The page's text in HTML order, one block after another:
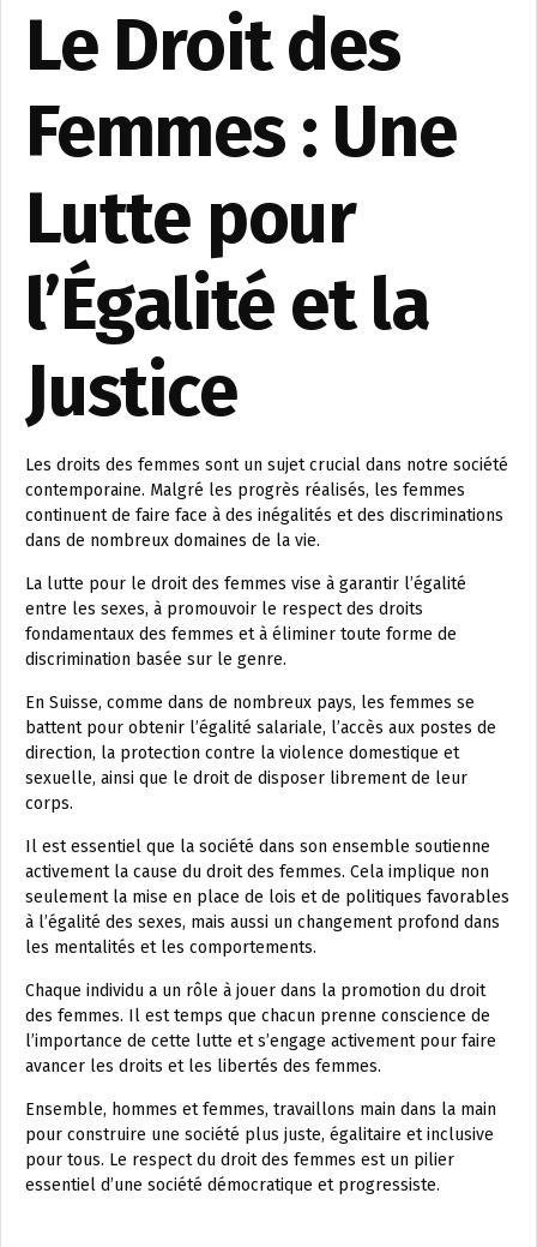
Le Droit des
Femmes : Une
Lutte pour
l’Égalité et la
Justice
Les droits des femmes sont un sujet crucial dans notre société
contemporaine. Malgré les progrès réalisés, les femmes
continuent de faire face à des inégalités et des discriminations
dans de nombreux domaines de la vie.
La lutte pour le droit des femmes vise à garantir l’égalité
entre les sexes, à promouvoir le respect des droits
fondamentaux des femmes et à éliminer toute forme de
discrimination basée sur le genre.
En Suisse, comme dans de nombreux pays, les femmes se
battent pour obtenir l’égalité salariale, l’accès aux postes de
direction, la protection contre la violence domestique et
sexuelle, ainsi que le droit de disposer librement de leur
corps.
Il est essentiel que la société dans son ensemble soutienne
activement la cause du droit des femmes. Cela implique non
seulement la mise en place de lois et de politiques favorables
à l’égalité des sexes, mais aussi un changement profond dans
les mentalités et les comportements.
Chaque individu a un rôle à jouer dans la promotion du droit
des femmes. Il est temps que chacun prenne conscience de
l’importance de cette lutte et s’engage activement pour faire
avancer les droits et les libertés des femmes.
Ensemble, hommes et femmes, travaillons main dans la main
pour construire une société plus juste, égalitaire et inclusive
pour tous. Le respect du droit des femmes est un pilier
essentiel d’une société démocratique et progressiste.